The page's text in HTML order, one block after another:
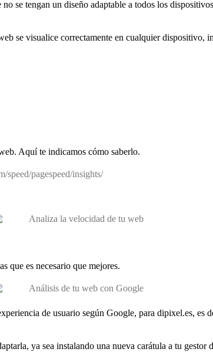
se tengan un diseño adaptable a todos los
se visualice correctamente en cualquier dispositivo,
Aquí te indicamos cómo saberlo.
speed/pagespeed/insights/
que es necesario que mejores.
de usuario según Google, para dipixel.es, es
ya sea instalando una nueva carátula a tu gestor